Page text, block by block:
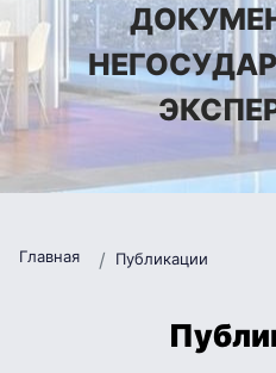
Главная Публикации